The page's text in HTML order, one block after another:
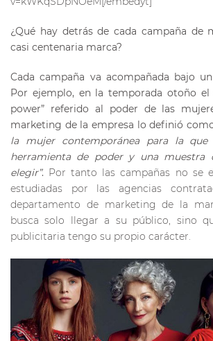
¿Qué hay detrás de cada campaña de
casi centenaria marca?
Cada campaña va acompañada bajo
Por ejemplo, en la temporada otoño el
power” referido al poder de las
marketing de la empresa lo definió
la mujer contemporánea para la
herramienta de poder y una muestra
elegir”. Por tanto las campañas no se
estudiadas por las agencias
departamento de marketing de la
busca solo llegar a su público, sino
publicitaria tengo su propio carácter.